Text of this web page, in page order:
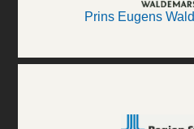
Prins Eugens